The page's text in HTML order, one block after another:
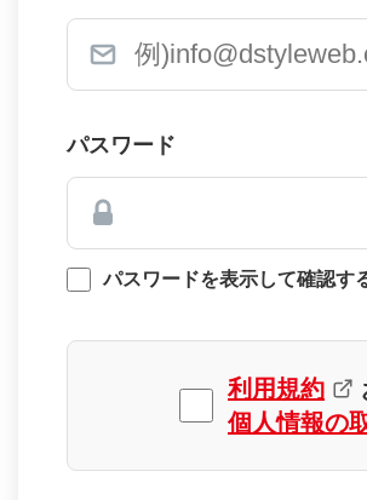
パスワード
パスワードを表示して確認す
利用規約
個人情報の